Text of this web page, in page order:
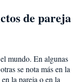
de pareja
mundo. En algunas
se nota más en la
la pareja o en la